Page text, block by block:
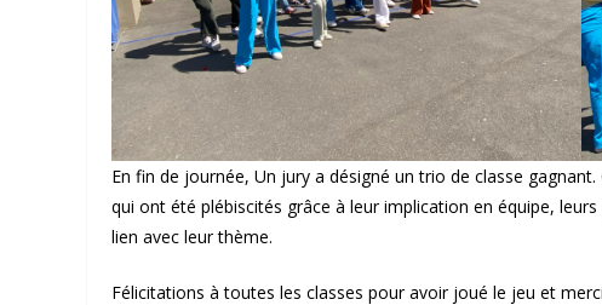
En fin de journée, Un jury a désigné un trio de classe gagnant.
qui ont été plébiscités grâce à leur implication en équipe,
lien avec leur thème.
Félicitations à toutes les classes pour avoir joué le jeu et